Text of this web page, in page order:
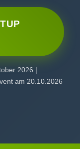
2026 |
am 20.10.2026